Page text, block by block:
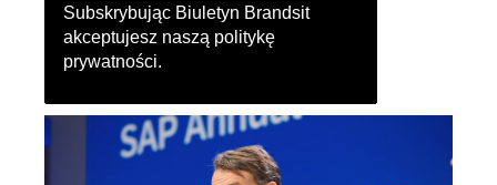
Subskrybując Biuletyn Brandsit
akceptujesz naszą politykę
prywatności.